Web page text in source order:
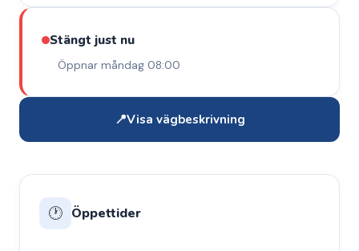
🕐 Öppettider
Stängt just nu
Öppnar måndag 08:00
📍Visa vägbeskrivning